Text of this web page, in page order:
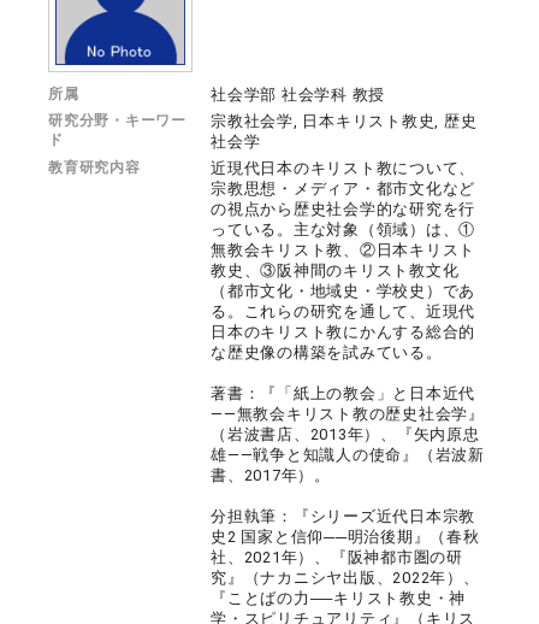
所属 社会学部 社会学科 教授
研究分野・キーワー
ド
宗教社会学, 日本キリスト教史, 歴史
社会学
教育研究内容
近現代日本のキリスト教について、
宗教思想・メディア・都市文化など
の視点から歴史社会学的な研究を行
っている。主な対象（領域）は、①
無教会キリスト教、②日本キリスト
教史、③阪神間のキリスト教文化
（都市文化・地域史・学校史）であ
る。これらの研究を通して、近現代
日本のキリスト教にかんする総合的
な歴史像の構築を試みている。
著書：『「紙上の教会」と日本近代
――無教会キリスト教の歴史社会学』
（岩波書店、2013年）、『矢内原忠
雄――戦争と知識人の使命』（岩波新
書、2017年）。
分担執筆：『シリーズ近代日本宗教
史2 国家と信仰──明治後期』（春秋
社、2021年）、『阪神都市圏の研
究』（ナカニシヤ出版、2022年）、
『ことばの力──キリスト教史・神
学・スピリチュアリティ』（キリス